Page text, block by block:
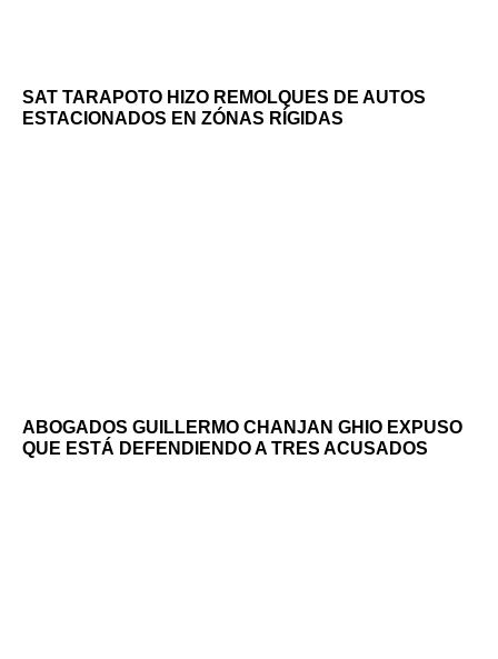
SAT TARAPOTO HIZO REMOLQUES DE AUTOS
ESTACIONADOS EN ZÓNAS RÍGIDAS
ABOGADOS GUILLERMO CHANJAN GHIO EXPUSO
QUE ESTÁ DEFENDIENDO A TRES ACUSADOS